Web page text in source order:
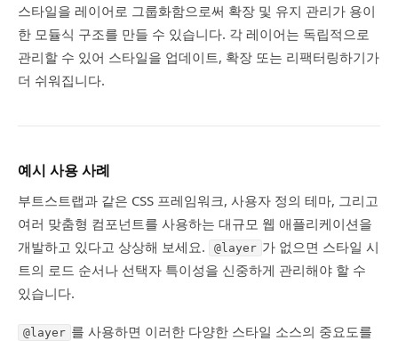
스타일을 레이어로 그룹화함으로써 확장 및 유지 관리가 용이
한 모듈식 구조를 만들 수 있습니다. 각 레이어는 독립적으로
관리할 수 있어 스타일을 업데이트, 확장 또는 리팩터링하기가
더 쉬워집니다.
예시 사용 사례
부트스트랩과 같은 CSS 프레임워크, 사용자 정의 테마, 그리고
여러 맞춤형 컴포넌트를 사용하는 대규모 웹 애플리케이션을
개발하고 있다고 상상해 보세요.
@layer 가 없으면 스타일 시
트의 로드 순서나 선택자 특이성을 신중하게 관리해야 할 수
있습니다.
@layer 를 사용하면 이러한 다양한 스타일 소스의 중요도를